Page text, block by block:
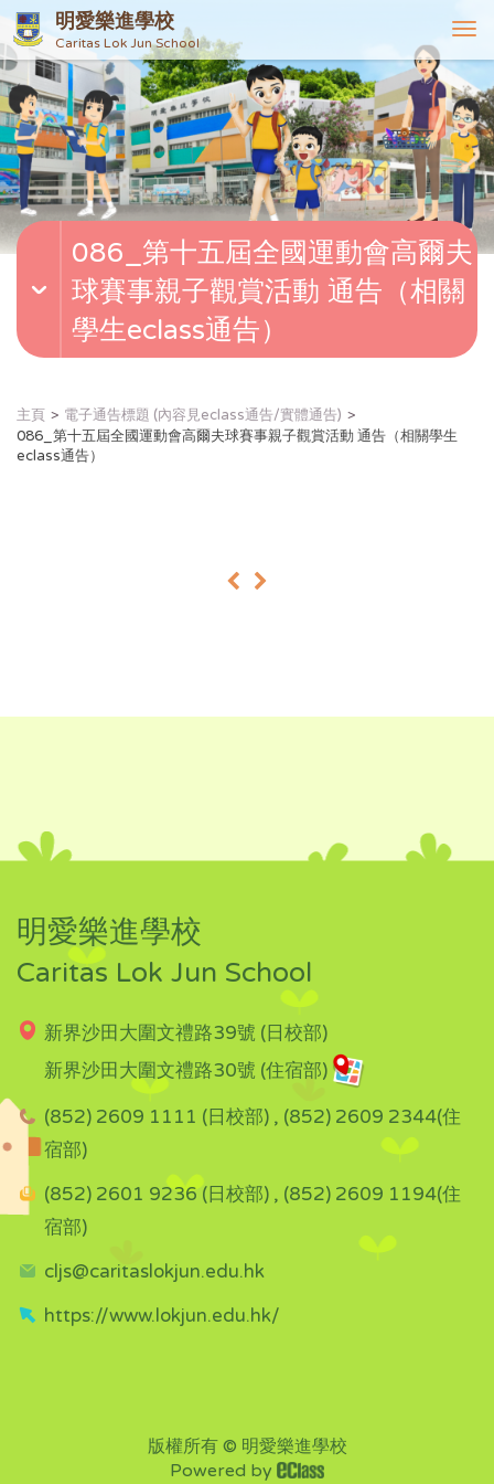
明愛樂進學校
Caritas Lok Jun School
T
o
g
g
l
e
n
v
i
g
a
i
086_第十五屆全國運動會高爾夫
球賽事親子觀賞活動 通告（相關
學生eclass通告）
主頁
電子通告標題 (內容見eclass通告/實體通告)
086_第十五屆全國運動會高爾夫球賽事親子觀賞活動 通告（相關學生
eclass通告）
« »
明愛樂進學校
Caritas Lok Jun School
新界沙田大圍文禮路39號 (日校部)
新界沙田大圍文禮路30號 (住宿部)
(852) 2609 1111 (日校部) , (852) 2609 2344(住
宿部)
(852) 2601 9236 (日校部) , (852) 2609 1194(住
宿部)
cljs@caritaslokjun.edu.hk
https://www.lokjun.edu.hk/
版權所有 © 明愛樂進學校
Powered by